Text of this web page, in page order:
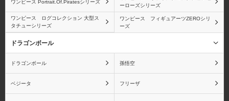
ワンピース Portrait.Of.Piratesシリーズ
ーローズシリーズ
ワンピース ログコレクション 大型ス
タチューシリーズ
ワンピース フィギュアーツZEROシリ
ーズ
ドラゴンボール
ドラゴンボール 孫悟空
ベジータ フリーザ